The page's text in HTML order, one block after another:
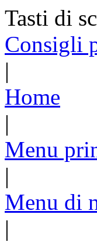
Tasti di
Consigli
|
Home
|
Menu
|
Menu di
|